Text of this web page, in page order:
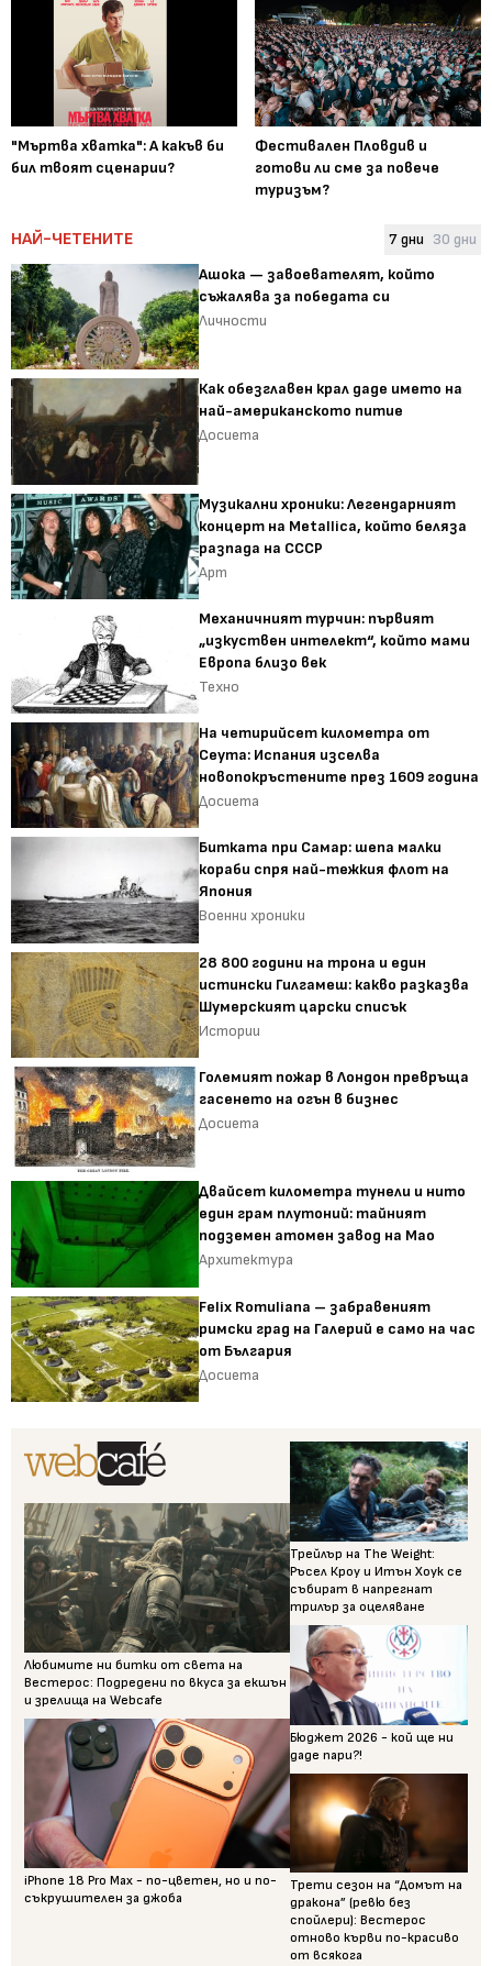
"Мъртва хватка": А какъв би
бил твоят сценарии?
Фестивален Пловдив и
готови ли сме за повече
туризъм?
НАЙ-ЧЕТЕНИТЕ 7 дни 30 дни
Ашока — завоевателят, който
съжалява за победата си
Личности
Как обезглавен крал даде името на
най-американското питие
Досиета
Музикални хроники: Легендарният
концерт на Metallica, който беляза
разпада на СССР
Арт
Механичният турчин: първият
„изкуствен интелект“, който мами
Европа близо век
Техно
На четирийсет километра от
Сеута: Испания изселва
новопокръстените през 1609 година
Досиета
Битката при Самар: шепа малки
кораби спря най-тежкия флот на
Япония
Военни хроники
28 800 години на трона и един
истински Гилгамеш: какво разказва
Шумерският царски списък
Истории
Големият пожар в Лондон превръща
гасенето на огън в бизнес
Досиета
Двайсет километра тунели и нито
един грам плутоний: тайният
подземен атомен завод на Мао
Архитектура
Felix Romuliana – забравеният
римски град на Галерий е само на час
от България
Досиета
Любимите ни битки от света на
Вестерос: Подредени по вкуса за екшън
и зрелища на Webcafe
iPhone 18 Pro Max - по-цветен, но и по-
съкрушителен за джоба
Трейлър на The Weight:
Ръсел Кроу и Итън Хоук се
събират в напрегнат
трилър за оцеляване
Бюджет 2026 - кой ще ни
даде пари?!
Трети сезон на “Домът на
дракона” (ревю без
спойлери): Вестерос
отново кърви по-красиво
от всякога